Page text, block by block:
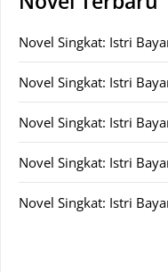
Novel Singkat: Istri
Novel Singkat: Istri
Novel Singkat: Istri
Novel Singkat: Istri
Novel Singkat: Istri